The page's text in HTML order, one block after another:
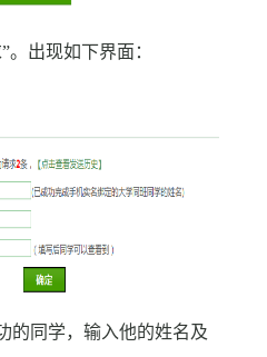
。出现如下界面：
的同学，输入他的姓名及